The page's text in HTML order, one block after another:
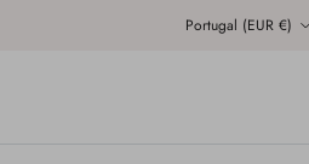
Portugal (EUR €)